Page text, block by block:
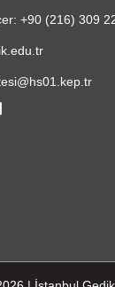
+90 (216) 309